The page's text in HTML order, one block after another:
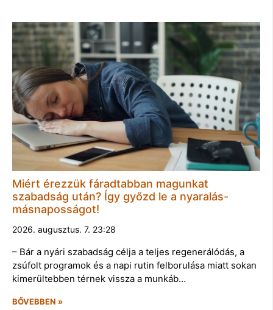
Miért érezzük fáradtabban magunkat
szabadság után? Így győzd le a nyaralás-
másnaposságot!
2026. augusztus. 7. 23:28
– Bár a nyári szabadság célja a teljes regenerálódás, a
zsúfolt programok és a napi rutin felborulása miatt sokan
kimerültebben térnek vissza a munkáb…
BŐVEBBEN »